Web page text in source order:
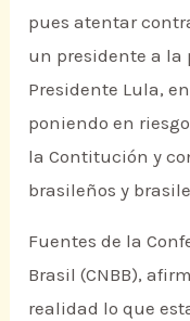
pues atentar
un presidente a la
Presidente Lula,
poniendo en
la Contitución y
brasileños y
Fuentes de la
Brasil (CNBB),
realidad lo que